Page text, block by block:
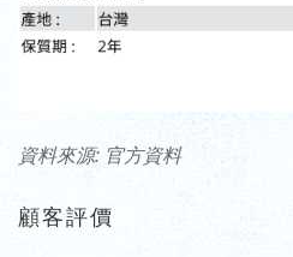
資料來源: 官方資料
顧客評價